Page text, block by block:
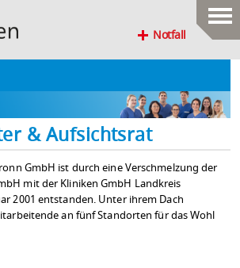
Notfall
& Aufsichtsrat
GmbH ist durch eine Verschmelzung der
mit der Kliniken GmbH Landkreis
2001 entstanden. Unter ihrem Dach
an fünf Standorten für das Wohl